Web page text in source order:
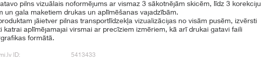
pilns vizuālais noformējums ar vismaz 3 sākotnējām skicēm, līdz 3 korekciju
un gala maketiem drukas un aplīmēšanas vajadzībām.
jāietver pilnas transportlīdzekļa vizualizācijas no visām pusēm, izvērsti
katrai aplīmējamajai virsmai ar precīziem izmēriem, kā arī drukai gatavi faili
formātā.
ID: 5413433